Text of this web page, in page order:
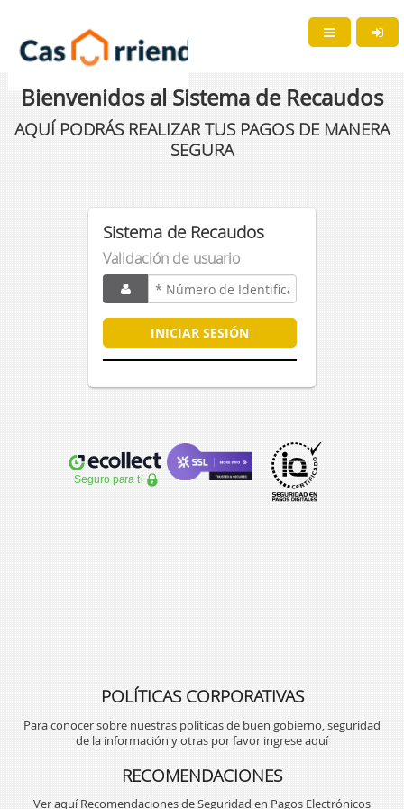
Bienvenidos al Sistema de Recaudos
AQUÍ PODRÁS REALIZAR TUS PAGOS DE MANERA
SEGURA
Sistema de Recaudos
Validación de usuario
INICIAR SESIÓN
POLÍTICAS CORPORATIVAS
Para conocer sobre nuestras políticas de buen gobierno, seguridad
de la información y otras por favor ingrese aquí
RECOMENDACIONES
Ver aquí Recomendaciones de Seguridad en Pagos Electrónicos